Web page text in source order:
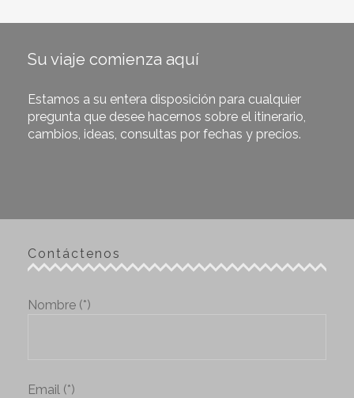
Su viaje comienza aquí
Estamos a su entera disposición para cualquier
pregunta que desee hacernos sobre el itinerario,
cambios, ideas, consultas por fechas y precios.
Contáctenos
Nombre (*)
Email (*)